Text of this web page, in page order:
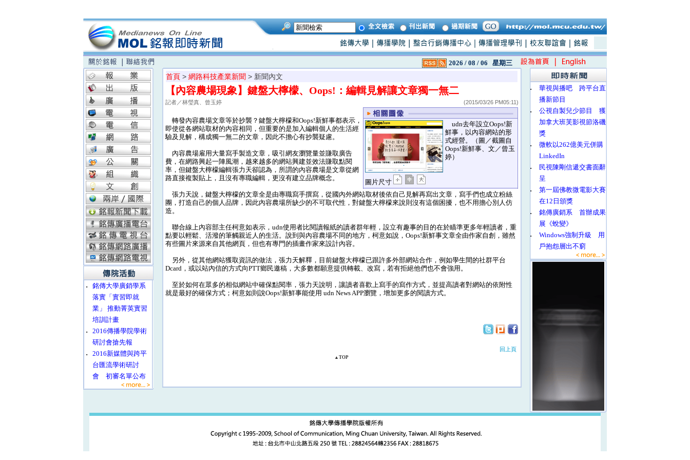
2026 / 08 / 06 星期三
‧
銘傳大學廣銷學系
落實「實習即就
業」 推動菁英實習
培訓計畫
‧
2016傳播學院學術
研討會搶先報
‧
2016新媒體與跨平
台匯流學術研討
會 初審名單公布
首頁 > 網路科技產業新聞 > 新聞內文
【內容農場現象】鍵盤大檸檬、Oops!：編輯見解讓文章獨一無二
記者／林瑩真、曾玉婷 (2015/03/26 PM05:11)
udn去年設立Oops!新
鮮事，以內容網站的形
式經營。（圖／截圖自
Oops!新鮮事、文／曾玉
婷）
圖片尺寸
轉發內容農場文章等於抄襲？鍵盤大檸檬和Oops!新鮮事都表示，
即使從各網站取材的內容相同，但重要的是加入編輯個人的生活經
驗及見解，構成獨一無二的文章，因此不擔心有抄襲疑慮。
內容農場雇用大量寫手製造文章，吸引網友瀏覽量並賺取廣告
費，在網路興起一陣風潮，越來越多的網站興建並效法賺取點閱
率，但鍵盤大檸檬編輯張力天卻認為，所謂的內容農場是文章從網
路直接複製貼上，且沒有專職編輯，更沒有建立品牌概念。
張力天說，鍵盤大檸檬的文章全是由專職寫手撰寫，從國內外網站取材後依自己見解再寫出文章，寫手們也成立粉絲
團，打造自己的個人品牌，因此內容農場所缺少的不可取代性，對鍵盤大檸檬來說則沒有這個困擾，也不用擔心別人仿
造。
聯合線上內容部主任柯意如表示，udn使用者比閱讀報紙的讀者群年輕，設立有趣事的目的在於瞄準更多年輕讀者，重
點要以輕鬆、活潑的筆觸親近人的生活。說到與內容農場不同的地方，柯意如說，Oops!新鮮事文章全由作家自創，雖然
有些圖片來源來自其他網頁，但也有專門的插畫作家來設計內容。
另外，從其他網站獲取資訊的做法，張力天解釋，目前鍵盤大檸檬已跟許多外部網站合作，例如學生間的社群平台
Dcard，或以站內信的方式向PTT鄉民邀稿，大多數都願意提供轉載、改寫，若有拒絕他們也不會強用。
至於如何在眾多的相似網站中確保點閱率，張力天說明，讓讀者喜歡上寫手的寫作方式，並提高讀者對網站的依附性
就是最好的確保方式；柯意如則說Oops!新鮮事能使用 udn News APP瀏覽，增加更多的閱讀方式。
回上頁
▲TOP
‧
華視與播吧 跨平台直
播新節目
‧
公視自製兒少節目 獲
加拿大班芙影視節洛磯
獎
‧
微軟以262億美元併購
LinkedIn
‧
民視陳剛信遞交書面辭
呈
‧
第一屆佛教微電影大賽
在12日頒獎
‧
銘傳廣銷系 首辦成果
展《蛻變》
‧
Windows強制升級 用
戶抱怨層出不窮